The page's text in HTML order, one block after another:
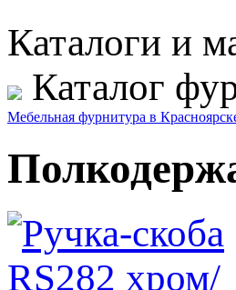
Каталоги и
Каталог
Мебельная фурнитура в